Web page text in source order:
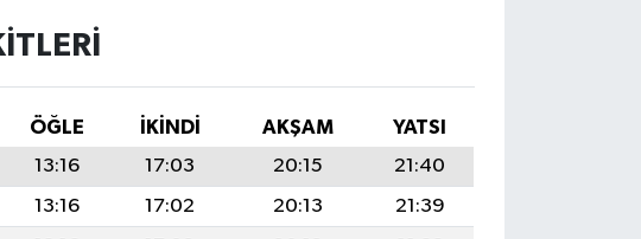
ÖĞLE İKINDI AKŞAM
YATSI
13:16 17:03 20:15
21:40
13:16 17:02 20:13
21:39